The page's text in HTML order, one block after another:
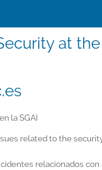
at
la SGAI
related to the
relacionados